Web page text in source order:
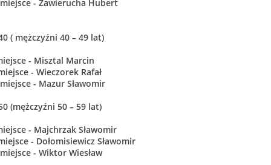
- Zawierucha Hubert
( mężczyźni 40 – 49 lat)
- Misztal Marcin
- Wieczorek Rafał
- Mazur Sławomir
(mężczyźni 50 – 59 lat)
- Majchrzak Sławomir
- Dołomisiewicz Sławomir
- Wiktor Wiesław